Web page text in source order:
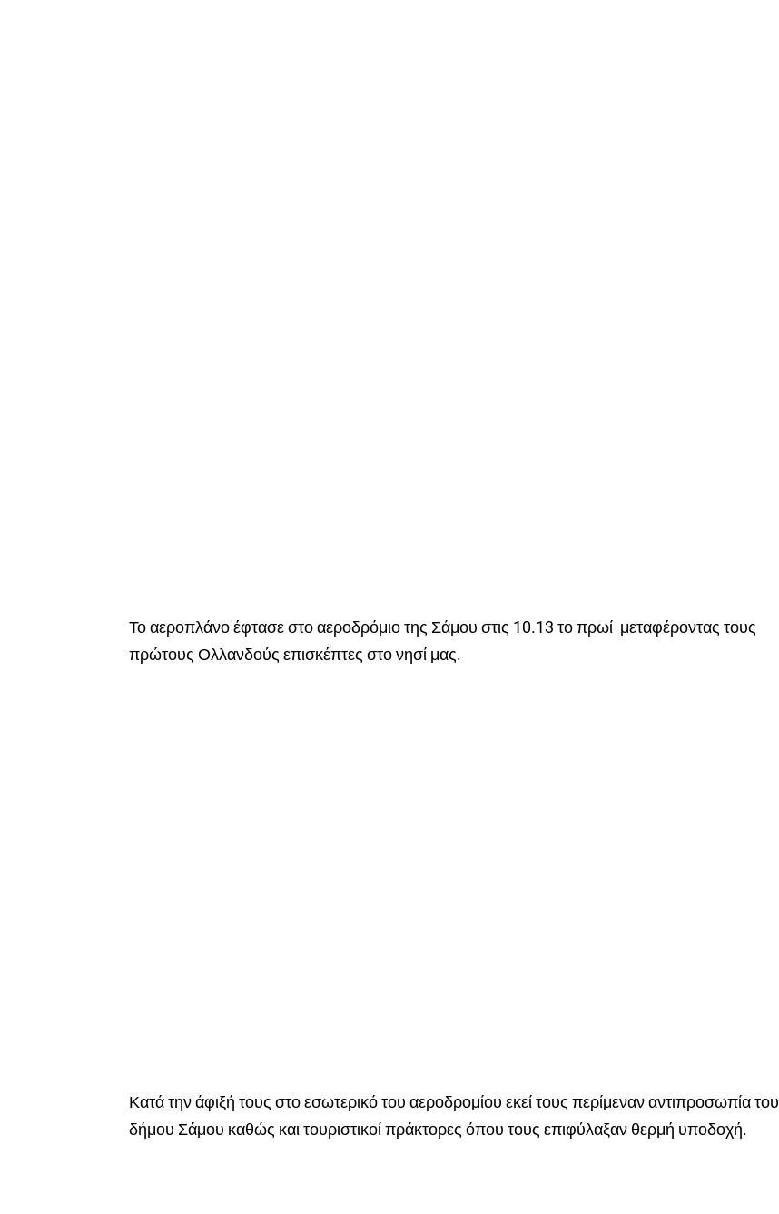
Το αεροπλάνο έφτασε στο αεροδρόμιο της Σάμου στις 10.13 το πρωί μεταφέροντας τους
πρώτους Ολλανδούς επισκέπτες στο νησί μας.
Κατά την άφιξή τους στο εσωτερικό του αεροδρομίου εκεί τους περίμεναν αντιπροσωπία του
δήμου Σάμου καθώς και τουριστικοί πράκτορες όπου τους επιφύλαξαν θερμή υποδοχή.